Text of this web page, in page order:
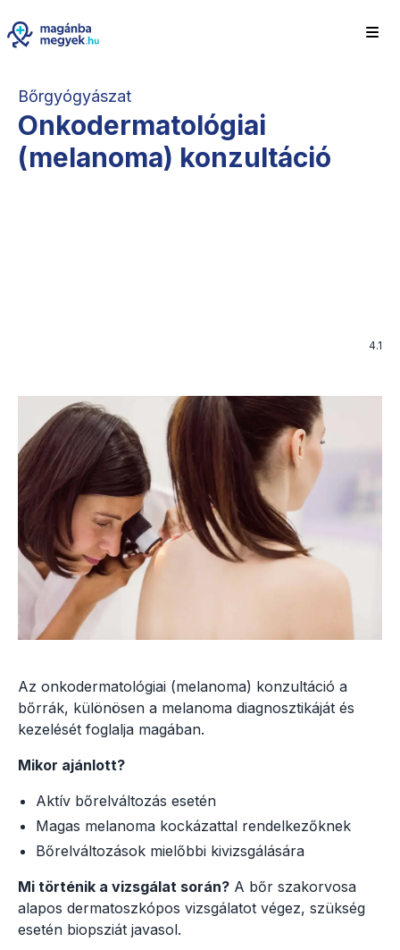
Bőrgyógyászat
Onkodermatológiai
(melanoma) konzultáció
4.1
Az onkodermatológiai (melanoma) konzultáció a
bőrrák, különösen a melanoma diagnosztikáját és
kezelését foglalja magában.
Mikor ajánlott?
Aktív bőrelváltozás esetén
Magas melanoma kockázattal rendelkezőknek
Bőrelváltozások mielőbbi kivizsgálására
Mi történik a vizsgálat során? A bőr szakorvosa
alapos dermatoszkópos vizsgálatot végez, szükség
esetén biopsziát javasol.